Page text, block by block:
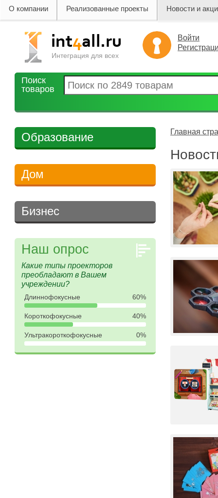
О компании Реализованные проекты Новости и
Интеграция для всех
Войти
Поиск
товаров
Образование
Дом
Бизнес
Наш опрос
Какие типы проекторов
преобладают в Вашем
учреждении?
Длиннофокусные 60%
Короткофокусные 40%
Ультракороткофокусные 0%
Главная